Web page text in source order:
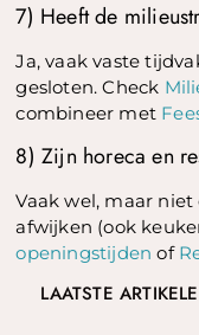
7) Heeft de
Ja, vaak vaste
gesloten. Check
combineer met
8) Zijn horeca en
Vaak wel, maar
afwijken (ook
openingstijden of
LAATSTE